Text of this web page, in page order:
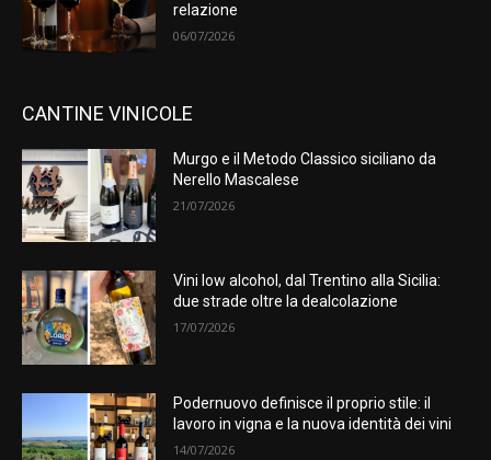
relazione
06/07/2026
CANTINE VINICOLE
Murgo e il Metodo Classico siciliano da
Nerello Mascalese
21/07/2026
Vini low alcohol, dal Trentino alla Sicilia:
due strade oltre la dealcolazione
17/07/2026
Podernuovo definisce il proprio stile: il
lavoro in vigna e la nuova identità dei vini
14/07/2026